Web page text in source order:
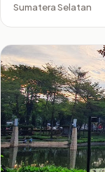
Sumatera Selatan